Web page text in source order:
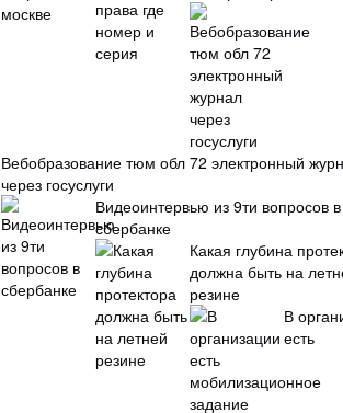
Вебобразование тюм обл 72 электронный
через госуслуги
Видеоинтервью из 9ти вопросов в
сбербанке
Какая глубина
должна быть на
резине
В
есть